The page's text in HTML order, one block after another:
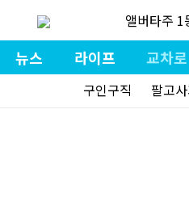
앨버타주 1
뉴스 라이프 교차로
구인구직 팔고